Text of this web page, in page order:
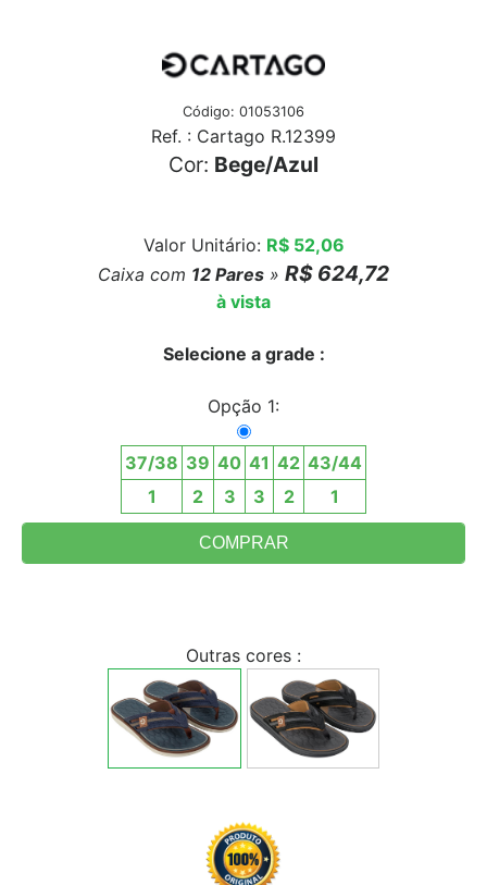
Código: 01053106
Ref. : Cartago R.12399
Cor: Bege/Azul
Valor Unitário: R$ 52,06
Caixa com 12 Pares » R$ 624,72
à vista
Selecione a grade :
Opção 1:
37/38 39 40 41 42 43/44
1
2 3 3 2 1
Outras cores :